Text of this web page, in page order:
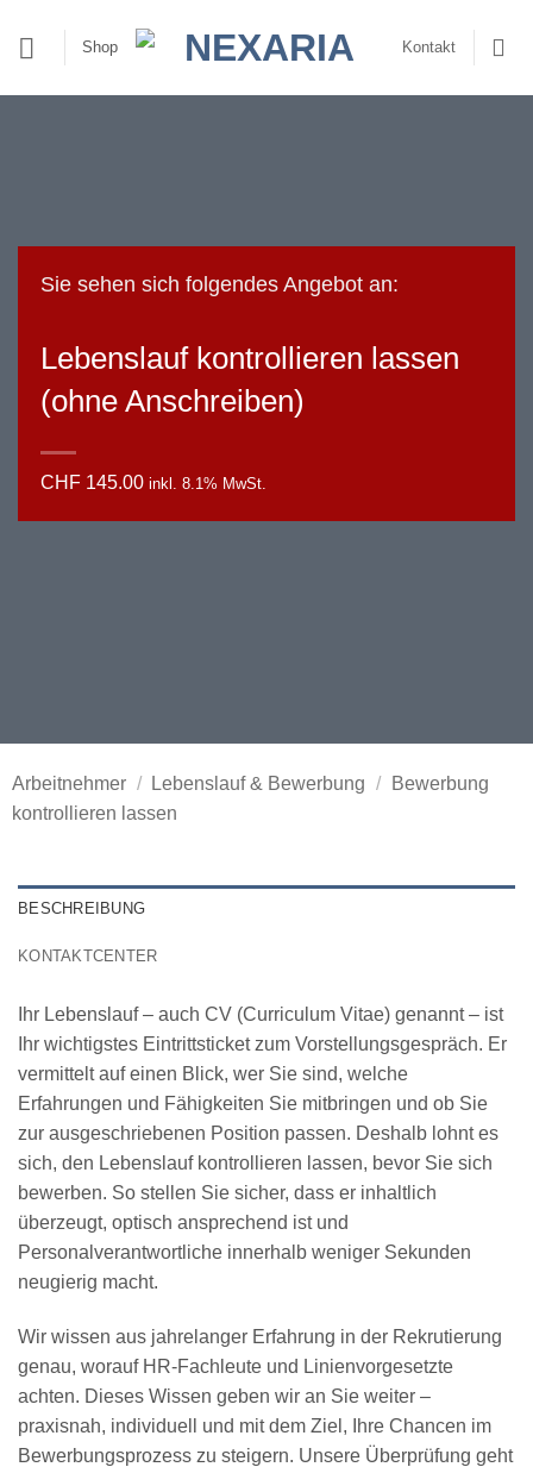
Inhalt
Shop Kontakt
Sie sehen sich folgendes Angebot an:
Lebenslauf kontrollieren lassen
(ohne Anschreiben)
CHF 145.00 inkl. 8.1% MwSt.
Arbeitnehmer / Lebenslauf & Bewerbung /
Bewerbung
kontrollieren lassen
BESCHREIBUNG
KONTAKTCENTER
Ihr Lebenslauf – auch CV (Curriculum Vitae) genannt – ist
Ihr wichtigstes Eintrittsticket zum Vorstellungsgespräch. Er
vermittelt auf einen Blick, wer Sie sind, welche
Erfahrungen und Fähigkeiten Sie mitbringen und ob Sie
zur ausgeschriebenen Position passen. Deshalb lohnt es
sich, den Lebenslauf kontrollieren lassen, bevor Sie sich
bewerben. So stellen Sie sicher, dass er inhaltlich
überzeugt, optisch ansprechend ist und
Personalverantwortliche innerhalb weniger Sekunden
neugierig macht.
Wir wissen aus jahrelanger Erfahrung in der Rekrutierung
genau, worauf HR-Fachleute und Linienvorgesetzte
achten. Dieses Wissen geben wir an Sie weiter –
praxisnah, individuell und mit dem Ziel, Ihre Chancen im
Bewerbungsprozess zu steigern. Unsere Überprüfung geht